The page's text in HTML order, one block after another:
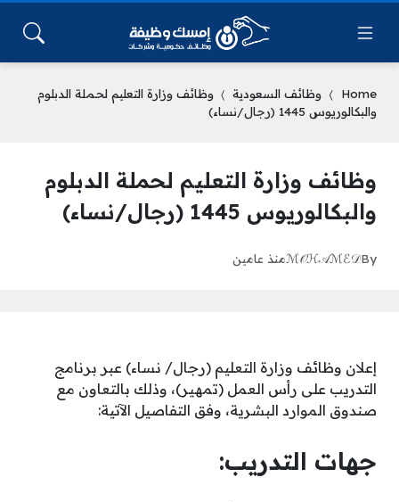
Home وظائف السعودية
وظائف وزارة التعليم لحملة الدبلوم
والبكالوريوس 1445 (رجال/نساء)
وظائف وزارة التعليم لحملة الدبلوم
والبكالوريوس 1445 (رجال/نساء)
By
ℳ𝒪ℋ𝒜ℳℰ𝒟منذ عامين
إعلان وظائف وزارة التعليم (رجال/ نساء) عبر برنامج
التدريب على رأس العمل (تمهير)، وذلك بالتعاون مع
صندوق الموارد البشرية، وفق التفاصيل الآتية:
جهات التدريب: